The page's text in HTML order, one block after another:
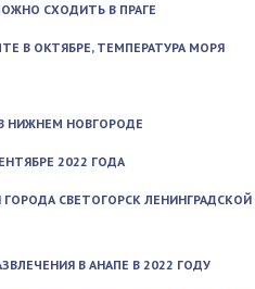
СХОДИТЬ В ПРАГЕ
В ОКТЯБРЕ, ТЕМПЕРАТУРА МОРЯ
НИЖНЕМ НОВГОРОДЕ
2022 ГОДА
СВЕТОГОРСК ЛЕНИНГРАДСКОЙ
В АНАПЕ В 2022 ГОДУ